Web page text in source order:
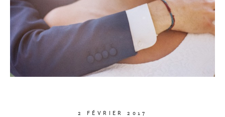
2 FÉVRIER 2017